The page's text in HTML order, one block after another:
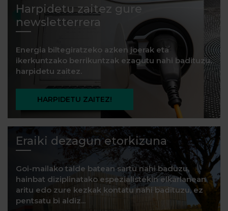
Harpidetu zaitez gure
newsletterrera
Energia biltegiratzeko azken joerak eta
ikerkuntzako berrikuntzak ezagutu nahi badituzu,
harpidetu zaitez.
HARPIDETU ZAITEZ!
Eraiki dezagun etorkizuna
Goi-mailako talde batean sartu nahi baduzu,
hainbat diziplinatako espezialistekin elkarlanean
aritu edo zure kezkak kontatu nahi badituzu, ez
pentsatu bi aldiz...